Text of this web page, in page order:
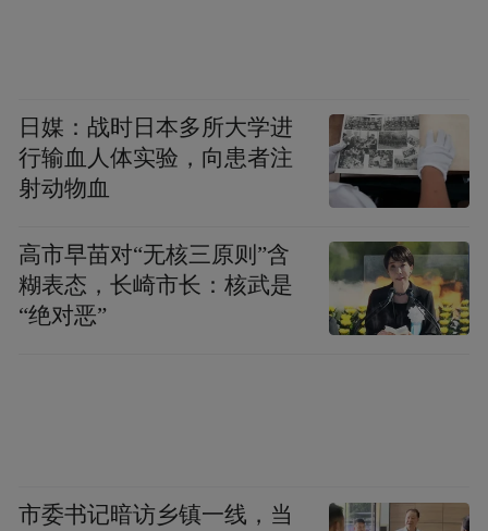
日媒：战时日本多所大学进
行输血人体实验，向患者注
射动物血
高市早苗对“无核三原则”含
糊表态，长崎市长：核武是
“绝对恶”
市委书记暗访乡镇一线，当